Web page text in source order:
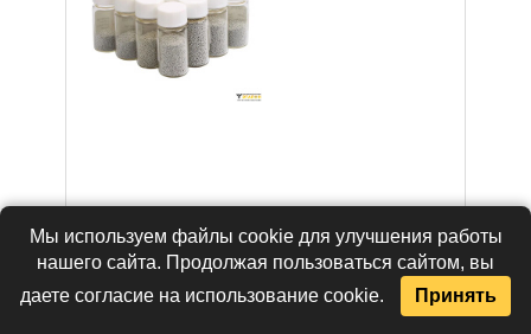
Sn62/Pb36Ag2
(50kpcs). Шарики
мм ± 0,01 мм
Мы используем файлы cookie для улучшения работы
нашего сайта. Продолжая пользоваться сайтом, вы
даете согласие на использование cookie.
Принять